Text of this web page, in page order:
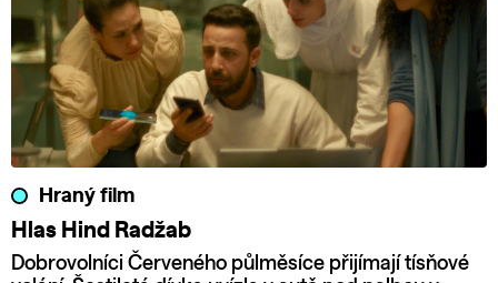
Hraný film
Hlas Hind Radžab
Dobrovolníci Červeného půlměsíce přijímají tísňové